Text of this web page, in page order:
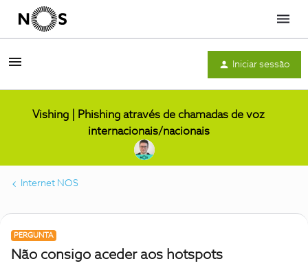
Menu
Iniciar sessão
Vishing | Phishing através de chamadas de voz
internacionais/nacionais
Internet NOS
PERGUNTA
Não consigo aceder aos hotspots